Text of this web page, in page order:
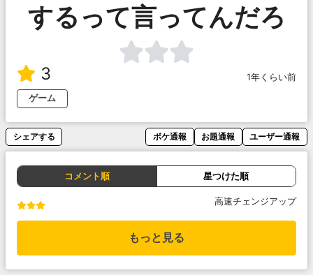
するって言ってんだろ
3
1年くらい前
ゲーム
シェアする ボケ通報 お題通報 ユーザー通報
コメント順 星つけた順
高速チェンジアップ
もっと見る